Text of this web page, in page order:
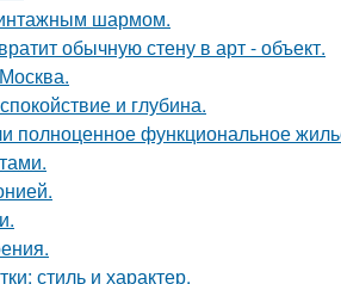
шармом.
обычную стену в арт - объект.
и глубина.
полноценное функциональное
стиль и характер.